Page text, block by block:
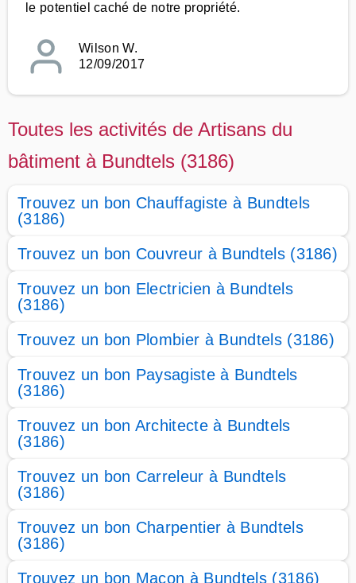
le potentiel caché de notre propriété.
Wilson W.
12/09/2017
Toutes les activités de Artisans du
bâtiment à Bundtels (3186)
Trouvez un bon Chauffagiste à Bundtels
(3186)
Trouvez un bon Couvreur à Bundtels (3186)
Trouvez un bon Electricien à Bundtels
(3186)
Trouvez un bon Plombier à Bundtels (3186)
Trouvez un bon Paysagiste à Bundtels
(3186)
Trouvez un bon Architecte à Bundtels
(3186)
Trouvez un bon Carreleur à Bundtels
(3186)
Trouvez un bon Charpentier à Bundtels
(3186)
Trouvez un bon Maçon à Bundtels (3186)